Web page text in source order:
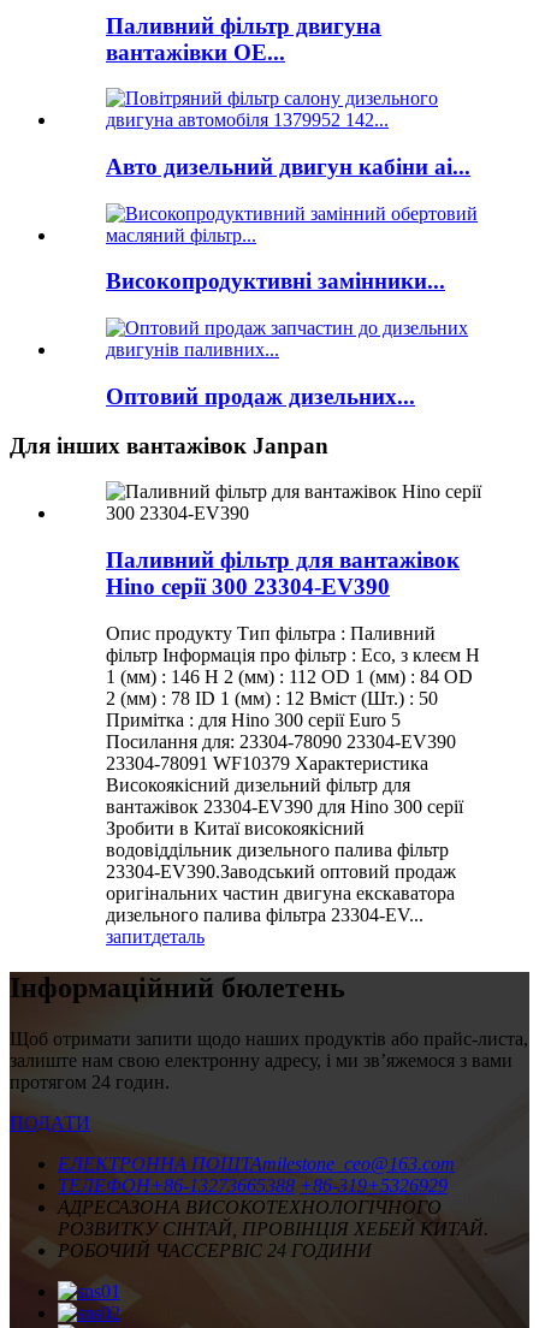
Паливний фільтр двигуна
вантажівки OE...
Авто дизельний двигун кабіни ai...
Високопродуктивні замінники...
Оптовий продаж дизельних...
Для інших вантажівок Janpan
Паливний фільтр для вантажівок
Hino серії 300 23304-EV390
Опис продукту Тип фільтра : Паливний
фільтр Інформація про фільтр : Eco, з клеєм H
1 (мм) : 146 H 2 (мм) : 112 OD 1 (мм) : 84 OD
2 (мм) : 78 ID 1 (мм) : 12 Вміст (Шт.) : 50
Примітка : для Hino 300 серії Euro 5
Посилання для: 23304-78090 23304-EV390
23304-78091 WF10379 Характеристика
Високоякісний дизельний фільтр для
вантажівок 23304-EV390 для Hino 300 серії
Зробити в Китаї високоякісний
водовіддільник дизельного палива фільтр
23304-EV390.Заводський оптовий продаж
оригінальних частин двигуна екскаватора
дизельного палива фільтра 23304-EV...
запитдеталь
Інформаційний бюлетень
Щоб отримати запити щодо наших продуктів або прайс-листа,
залиште нам свою електронну адресу, і ми зв’яжемося з вами
протягом 24 годин.
ПОДАТИ
ЕЛЕКТРОННА ПОШТАmilestone_ceo@163.com
ТЕЛЕФОН+86-13273665388 +86-319+5326929
АДРЕСАЗОНА ВИСОКОТЕХНОЛОГІЧНОГО
РОЗВИТКУ СІНТАЙ, ПРОВІНЦІЯ ХЕБЕЙ КИТАЙ.
РОБОЧИЙ ЧАССЕРВІС 24 ГОДИНИ